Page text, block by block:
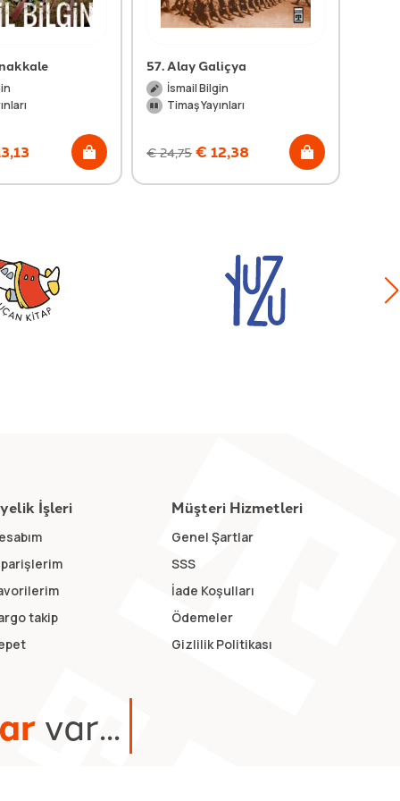
57. Alay Galiçya
İsmail Bilgin
Timaş Yayınları
€24,75 € 12,38
İşleri
takip
Müşteri Hizmetleri
Genel Şartlar
SSS
İade Koşulları
Ödemeler
Gizlilik Politikası
arvar...